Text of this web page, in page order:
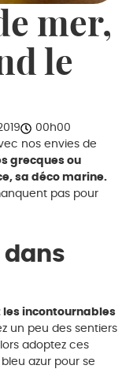
mer,
le
00h00
nos envies de
grecques ou
sa déco marine.
pas pour
dans
les incontournables
un peu des sentiers
adoptez ces
azur pour se